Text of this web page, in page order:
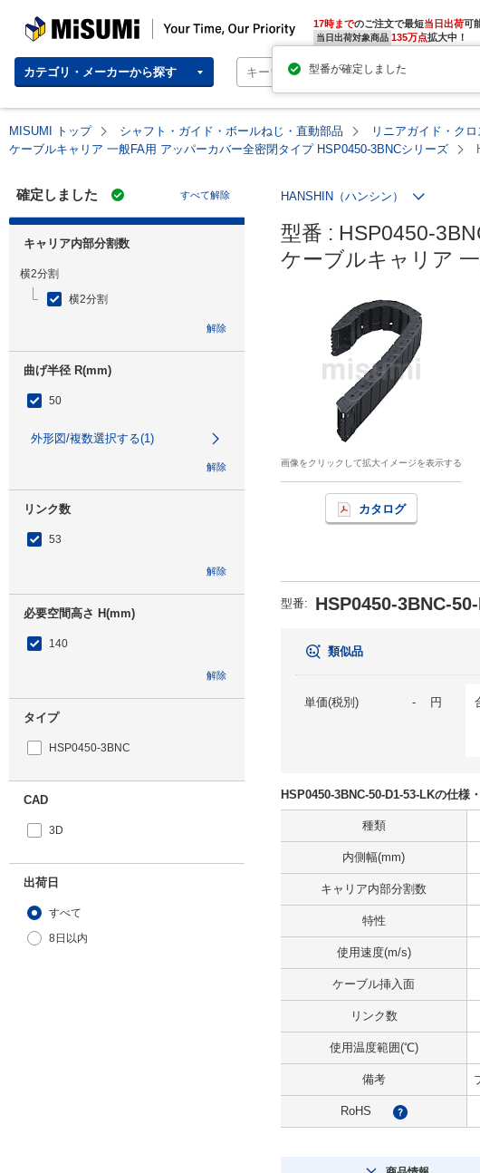
MISUMI | Your Time, Our Priority 17時までのご注文で最短当日出荷
当日出荷対象商品 135万点拡大中！
カテゴリ・メーカーから探す
MISUMI トップ シャフト・ガイド・ボールねじ・直動部品 リニアガイド・ク
ケーブルキャリア 一般FA用 アッパーカバー全密閉タイプ HSP0450-3BNCシリーズ
確定しました すべて解除
キャリア内部分割数
横2分割
横2分割
解除
曲げ半径 R(mm)
50
外形図/複数選択する(1)
解除
リンク数
53
解除
必要空間高さ H(mm)
140
解除
タイプ
HSP0450-3BNC
CAD
3D
出荷日
すべて
8日以内
HANSHIN（ハンシン）
型番 : HSP0450-
ケーブルキャリア
画像をクリックして拡大イメージを表示する
カタログ
型番: HSP0450-3BNC-
類似品
単価(税別) - 円
HSP0450-3BNC-50-D1-53-LKの仕様
種類
内側幅(mm)
キャリア内部分割数
特性
使用速度(m/s)
ケーブル挿入面
リンク数
使用温度範囲(℃)
備考
RoHS ?